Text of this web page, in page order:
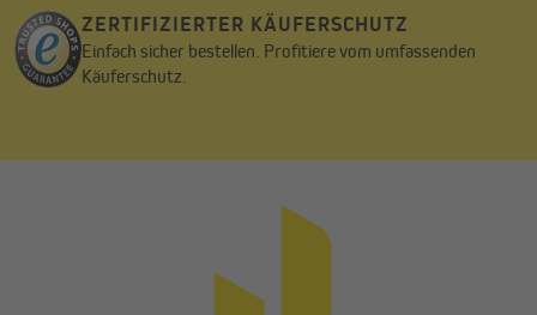
ZERTIFIZIERTER KÄUFERSCHUTZ
Einfach sicher bestellen. Profitiere vom umfassenden
Käuferschutz.